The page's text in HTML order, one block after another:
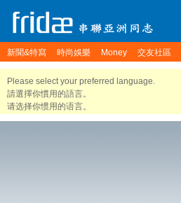
新聞&特寫 時尚娛樂 Money 交友社區
Please select your preferred language.
請選擇你慣用的語言。
请选择你惯用的语言。